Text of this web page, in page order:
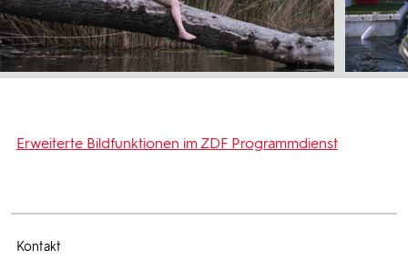
Erweiterte Bildfunktionen im ZDF Programmdienst
Kontakt